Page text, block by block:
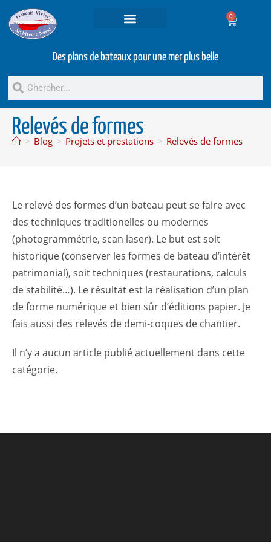
0
Des plans de bateaux pour une mer plus belle
Relevés de formes
> Blog > Projets et prestations > Relevés de formes
Le relevé des formes d’un bateau peut se faire avec
des techniques traditionelles ou modernes
(photogrammétrie, scan laser). Le but est soit
historique (conserver les formes de bateau d’intérêt
patrimonial), soit techniques (restaurations, calculs
de stabilité…). Le résultat est la réalisation d’un plan
de forme numérique et bien sûr d’éditions papier. Je
fais aussi des relevés de demi-coques de chantier.
Il n’y a aucun article publié actuellement dans cette
catégorie.